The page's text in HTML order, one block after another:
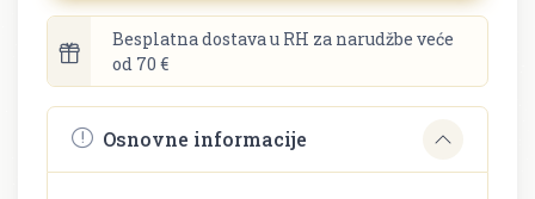
Besplatna dostava u RH za narudžbe veće
od 70 €
Osnovne informacije